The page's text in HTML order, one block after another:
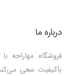
درباره ما
باکیفیت سعی